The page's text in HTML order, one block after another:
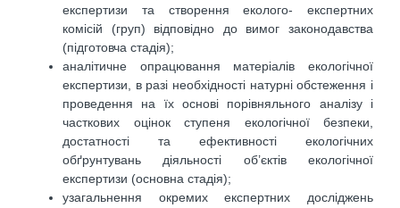
експертизи та створення еколого- експертних
комісій (груп) відповідно до вимог законодавства
(підготовча стадія);
аналітичне опрацювання матеріалів екологічної
експертизи, в разі необхідності натурні обстеження і
проведення на їх основі порівняльного аналізу і
часткових оцінок ступеня екологічної безпеки,
достатності та ефективності екологічних
обґрунтувань діяльності об’єктів екологічної
експертизи (основна стадія);
узагальнення окремих експертних досліджень